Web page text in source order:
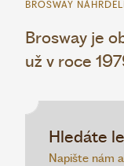
BROSWAY
Brosway je
už v roce
Hledáte
Napište nám